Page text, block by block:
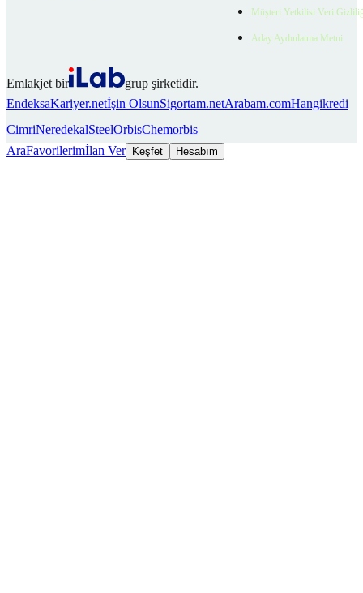
Müşteri Yetkilisi Veri
Aday Aydınlatma Metni
Emlakjet bir
grup şirketidir.
EndeksaKariyer.netİşin OlsunSigortam.netArabam.comHangikredi
CimriNeredekalSteelOrbisChemorbis
AraFavorilerimİlan Ver Keşfet Hesabım